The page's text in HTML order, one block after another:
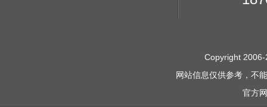
Copyright
网站信息仅供参考，不
官方